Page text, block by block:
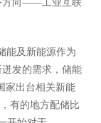
方向——工业互联
能及新能源作为
发的需求，储能
家出台相关新能
有的地方配储比